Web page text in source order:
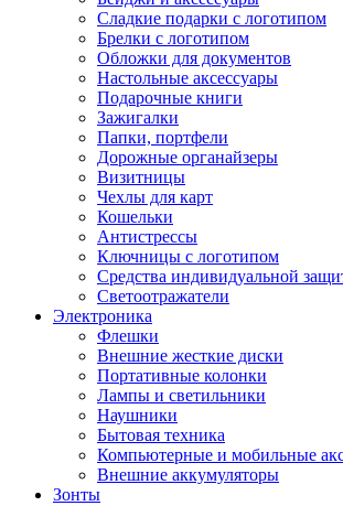
Сладкие подарки с логотипом
Брелки с логотипом
Обложки для документов
Настольные аксессуары
Подарочные книги
Зажигалки
Папки, портфели
Дорожные органайзеры
Визитницы
Чехлы для карт
Кошельки
Антистрессы
Ключницы с логотипом
Средства индивидуальной
Светоотражатели
Электроника
Флешки
Внешние жесткие диски
Портативные колонки
Лампы и светильники
Наушники
Бытовая техника
Компьютерные и мобильные
Внешние аккумуляторы
Зонты